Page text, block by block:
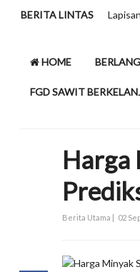
BERITA LINTAS
HOME
FGD SAWIT
Harga
Berita Utama | 02